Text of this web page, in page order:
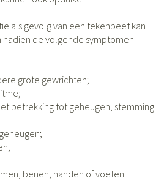
als gevolg van een tekenbeet kan
de volgende symptomen
grote gewrichten;
betrekking tot geheugen, stemming
benen, handen of voeten.